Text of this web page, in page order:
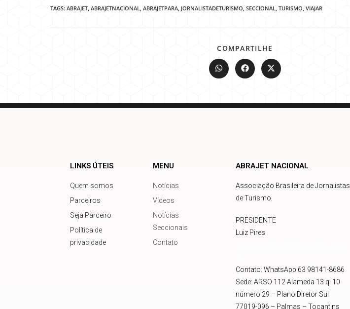
TAGS: ABRAJET, ABRAJETNACIONAL, ABRAJETPARA, JORNALISTADETURISMO, SECCIONAL, TURISMO, VIAJAR
COMPARTILHE
LINKS ÚTEIS
Quem somos
Parceiros
Seja Parceiro
Política de
privacidade
MENU
Notícias
Vídeos
Notícias
Seccionais
Contato
ABRAJET NACIONAL
Associação Brasileira de Jornalistas
de Turismo.
PRESIDENTE
Luiz Pires
Contato: WhatsApp 63 98141-8686
Sede: ARSO 112 Alameda 13 qi 10
número 29 – Plano Diretor Sul
77019-096 – Palmas – Tocantins